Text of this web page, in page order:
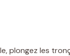
plongez les